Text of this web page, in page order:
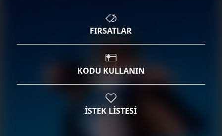
FIRSATLAR
KODU KULLANIN
İSTEK LİSTESİ